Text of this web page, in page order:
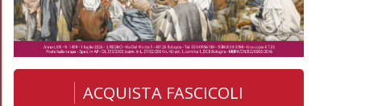
ACQUISTA FASCICOLI